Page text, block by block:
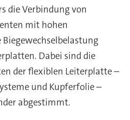
die Verbindung von
mit hohen
Dabei sind die
der flexiblen Leiterplatte –
und Kupferfolie –
abgestimmt.